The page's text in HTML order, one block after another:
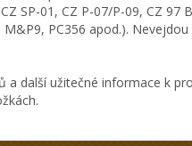
SP-01, CZ P-07/P-09, CZ 97
PC356 apod.).
a další užitečné informace k